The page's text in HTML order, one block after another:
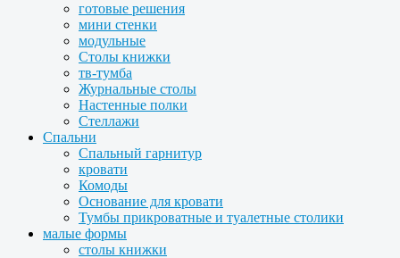
готовые решения
мини стенки
модульные
Столы книжки
тв-тумба
Журнальные столы
Настенные полки
Стеллажи
Спальни
Спальный гарнитур
кровати
Комоды
Основание для кровати
Тумбы прикроватные и туалетные столики
малые формы
столы книжки